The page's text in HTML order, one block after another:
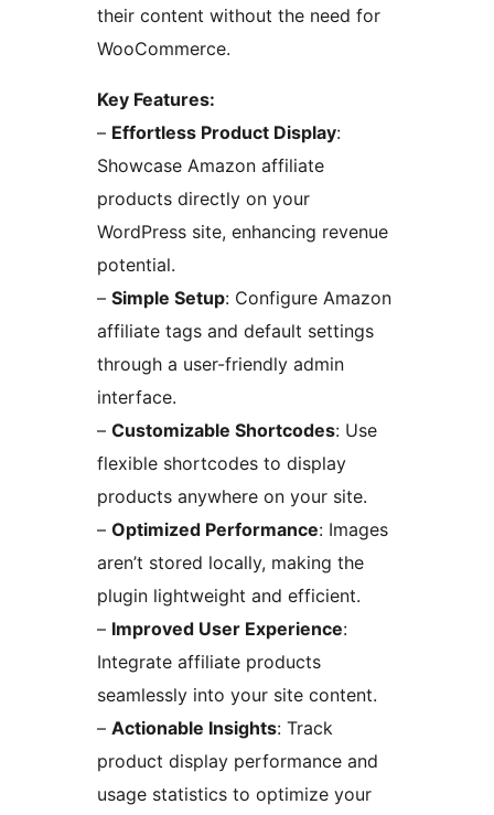
their content without the need for
WooCommerce.
Key Features:
– Effortless Product Display:
Showcase Amazon affiliate
products directly on your
WordPress site, enhancing revenue
potential.
– Simple Setup: Configure Amazon
affiliate tags and default settings
through a user-friendly admin
interface.
– Customizable Shortcodes: Use
flexible shortcodes to display
products anywhere on your site.
– Optimized Performance: Images
aren’t stored locally, making the
plugin lightweight and efficient.
– Improved User Experience:
Integrate affiliate products
seamlessly into your site content.
– Actionable Insights: Track
product display performance and
usage statistics to optimize your